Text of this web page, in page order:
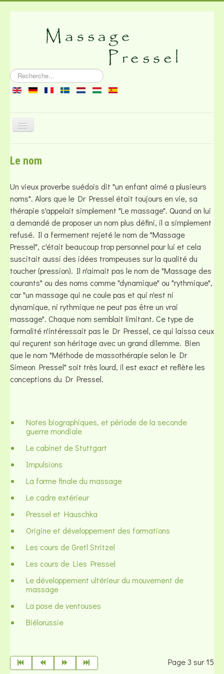
Rechercher
Basculer
Littérature
Bouchon
Le nom
Un vieux proverbe suédois dit "un enfant aimé a plusieurs
noms". Alors que le Dr Pressel était toujours en vie, sa
thérapie s'appelait simplement "Le massage". Quand on lui
a demandé de proposer un nom plus défini, il a simplement
refusé. Il a fermement rejeté le nom de "Massage
Pressel", c'était beaucoup trop personnel pour lui et cela
suscitait aussi des idées trompeuses sur la qualité du
toucher (pression). Il n'aimait pas le nom de "Massage des
courants" ou des noms comme "dynamique" ou "rythmique",
car "un massage qui ne coule pas et qui n'est ni
dynamique, ni rythmique ne peut pas être un vrai
massage". Chaque nom semblait limitant. Ce type de
formalité n'intéressait pas le Dr Pressel, ce qui laissa ceux
qui reçurent son héritage avec un grand dilemme. Bien
que le nom "Méthode de massothérapie selon le Dr
Simeon Pressel" soit très lourd, il est exact et reflète les
conceptions du Dr Pressel.
Notes biographiques, et période de la seconde
guerre mondiale
Le cabinet de Stuttgart
Impulsions
La forme finale du massage
Le cadre extérieur
Pressel et Hauschka
Origine et développement des formations
Les cours de Gretl Stritzel
Les cours de Lies Pressel
Le développement ultérieur du mouvement de
massage
La pose de ventouses
Biélorussie
Page 3 sur 15